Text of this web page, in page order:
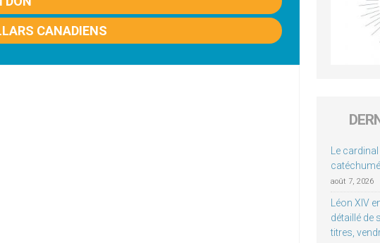
CANADIENS
Le
août 7, 2026
Léon XIV
détaillé de
titres,